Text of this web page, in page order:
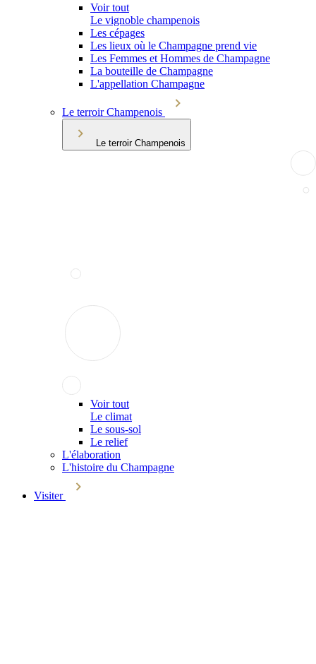
Voir tout
Le vignoble champenois
Les cépages
Les lieux où le Champagne prend vie
Les Femmes et Hommes de Champagne
La bouteille de Champagne
L'appellation Champagne
Le terroir Champenois
Le terroir Champenois
Voir tout
Le climat
Le sous-sol
Le relief
L'élaboration
L'histoire du Champagne
Visiter